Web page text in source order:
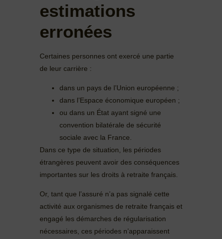
estimations
erronées
Certaines personnes ont exercé une partie
de leur carrière :
dans un pays de l’Union européenne ;
dans l’Espace économique européen ;
ou dans un État ayant signé une
convention bilatérale de sécurité
sociale avec la France.
Dans ce type de situation, les périodes
étrangères peuvent avoir des conséquences
importantes sur les droits à retraite français.
Or, tant que l’assuré n’a pas signalé cette
activité aux organismes de retraite français et
engagé les démarches de régularisation
nécessaires, ces périodes n’apparaissent